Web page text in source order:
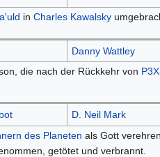
in Charles Kawalsky
Danny Wattley
die nach der Rückkehr von
D. Neil Mark
des Planeten als Gott
getötet und verbrannt.